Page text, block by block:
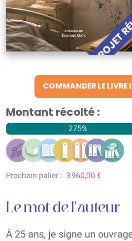
COMMANDER LE LIVRE
Montant récolté :
275%
Prochain palier : 3 960,00 €
Le mot de l'auteur
À 25 ans, je signe un